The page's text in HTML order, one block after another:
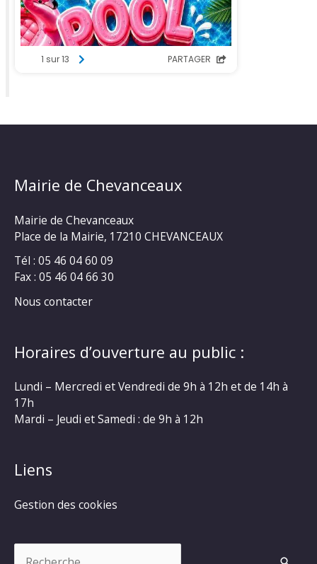
Mairie de Chevanceaux
Mairie de Chevanceaux
Place de la Mairie, 17210 CHEVANCEAUX
Tél : 05 46 04 60 09
Fax : 05 46 04 66 30
Nous contacter
Horaires d’ouverture au public :
Lundi – Mercredi et Vendredi de 9h à 12h et de 14h à
17h
Mardi – Jeudi et Samedi : de 9h à 12h
Liens
Gestion des cookies